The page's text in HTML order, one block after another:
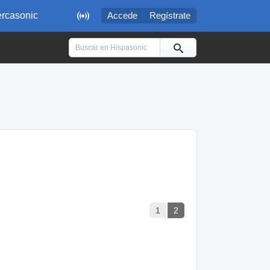
 Accede Regístrate
1 2